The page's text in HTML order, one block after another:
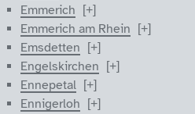
Emmerich
Emmerich am Rhein
Emsdetten
Engelskirchen
Ennepetal
Ennigerloh